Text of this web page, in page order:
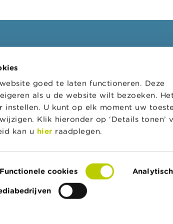
goed te laten functioneren. Deze
als u de website wilt bezoeken.
instellen. U kunt op elk moment uw
Klik hieronder op ‘Details tonen’
kan u hier raadplegen.
Functionele cookies
de
Nieuws & Waarschuwingen
Links
Contact
Bestelformulier